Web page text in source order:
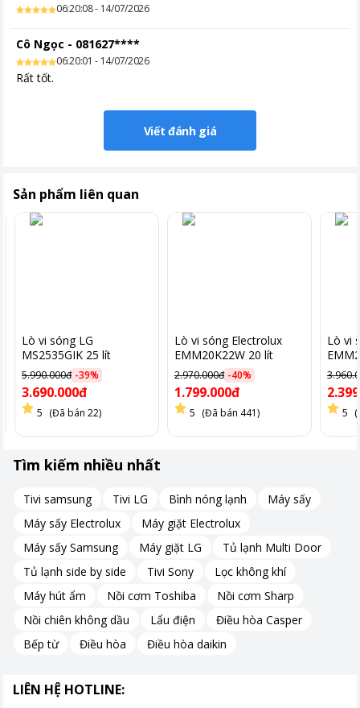
Công suất vi sóng 700W giúp làm nóng thực phẩm nhanh chóng
Sản phẩm hoạt động với công suất vi sóng 700W, hỗ trợ làm
nóng và nấu chín thực phẩm trong thời gian ngắn.
Mức công suất này đáp ứng tốt các nhu cầu sử dụng hằng ngày
thực phẩm trước khi nấu, góp phần tiết kiệm thời gian cho
06:20:08 - 14/07/2026
Cô Ngọc - 081627****
06:20:01 - 14/07/2026
Rất tốt.
Viết đánh giá
Sản phẩm liên quan
Lò vi sóng LG
MS2535GIK 25 lít
5.990.000đ -39%
3.690.000đ
5 (Đã bán 22)
Lò vi sóng Electrolux
EMM20K22W 20 lít
2.970.000đ -40%
1.799.000đ
5 (Đã bán 441)
Lò vi
5
Tìm kiếm nhiều nhất
Tivi samsung Tivi LG Bình nóng lạnh
Máy sấy
Máy sấy Electrolux
Máy giặt Electrolux
Máy sấy Samsung
Máy giặt LG
Tủ lạnh Multi Door
Tủ lạnh side by side
Tivi Sony
Lọc không khí
Máy hút ẩm
Nồi cơm Toshiba
Nồi cơm Sharp
Nồi chiên không dầu
Lẩu điện
Điều hòa Casper
Bếp từ
Điều hòa Điều hòa daikin
LIÊN HỆ HOTLINE: